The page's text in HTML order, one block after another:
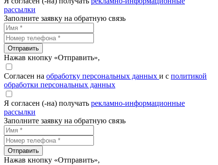
рассылки
Заполните заявку на обратную связь
Отправить
Нажав кнопку «Отправить»,
Согласен на обработку персональных данных и с политикой
обработки персональных данных
Я согласен (-на) получать рекламно-информационные
рассылки
Заполните заявку на обратную связь
Отправить
Нажав кнопку «Отправить»,